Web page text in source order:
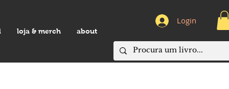
loja & merch about
Login